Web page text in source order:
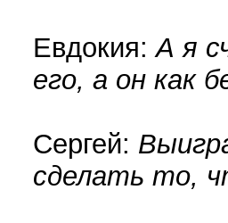
Евдокия:А я
его, а он как
Сергей:
сделать то,